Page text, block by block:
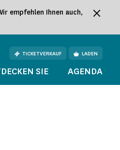
empfehlen Ihnen auch,
TICKETVERKAUF LADEN
SIE AGENDA